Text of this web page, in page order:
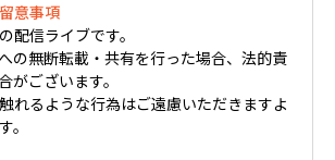
意事項
配信ライブです。
の無断転載・共有を行った場合、法的責
がございます。
れるような行為はご遠慮いただきますよ
。